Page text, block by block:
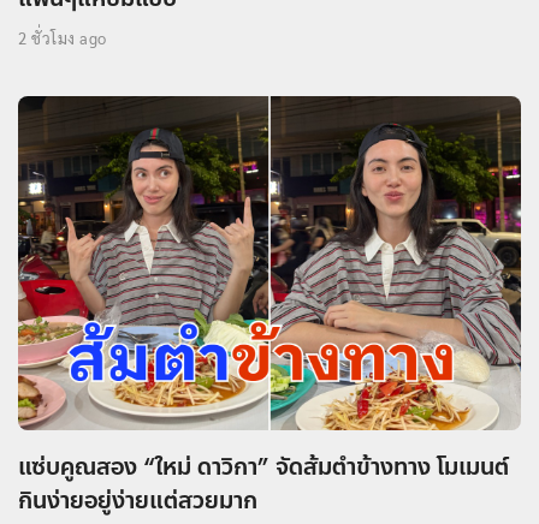
2 ชั่วโมง ago
แซ่บคูณสอง “ใหม่ ดาวิกา” จัดส้มตำข้างทาง โมเมนต์
กินง่ายอยู่ง่ายแต่สวยมาก